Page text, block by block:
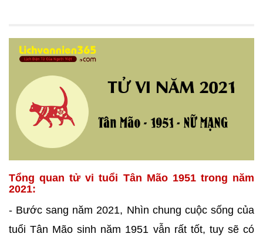
Tổng quan tử vi tuổi Tân Mão 1951 trong năm
2021:
- Bước sang năm 2021, Nhìn chung cuộc sống của
tuổi Tân Mão sinh năm 1951 vẫn rất tốt, tuy sẽ có